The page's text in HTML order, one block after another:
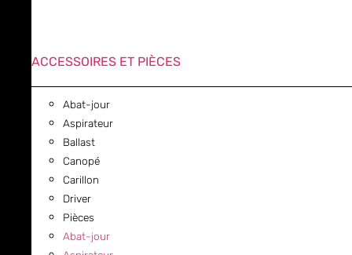
ACCESSOIRES ET PIÈCES
Abat-jour
Aspirateur
Ballast
Canopé
Carillon
Driver
Pièces
Abat-jour